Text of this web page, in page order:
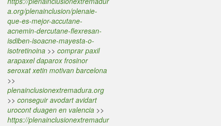
a.org/plenainclusion/plenaie-
que-es-mejor-accutane-
acnemin-dercutane-flexresan-
isdiben-isoacne-mayesta-o-
isotretinoina >> comprar paxil
arapaxel daparox frosinor
seroxat xetin motivan barcelona
>>
plenainclusionextremadura.org
>> conseguir avodart avidart
urocont duagen en valencia >>
https://plenainclusionextremadur